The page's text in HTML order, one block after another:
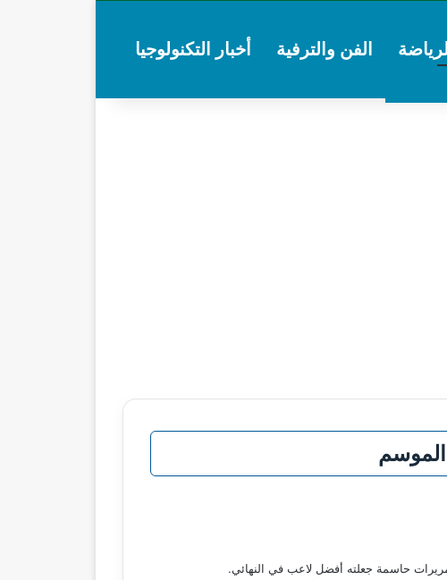
الفن والترفية أخبار التكنولوجيا
الموسم
حاسمة جعلته أفضل لاعب في النهائي.